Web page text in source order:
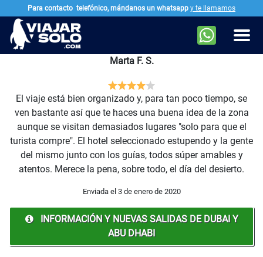
Ir al contenido principal
Marta F. S.
El viaje está bien organizado y, para tan poco tiempo, se
ven bastante así que te haces una buena idea de la zona
aunque se visitan demasiados lugares "solo para que el
turista compre". El hotel seleccionado estupendo y la gente
del mismo junto con los guías, todos súper amables y
atentos. Merece la pena, sobre todo, el día del desierto.
Enviada el 3 de enero de 2020
INFORMACIÓN Y NUEVAS SALIDAS DE DUBAI Y
ABU DHABI
Para contacto telefónico, mándanos un whatsapp y te llamamos